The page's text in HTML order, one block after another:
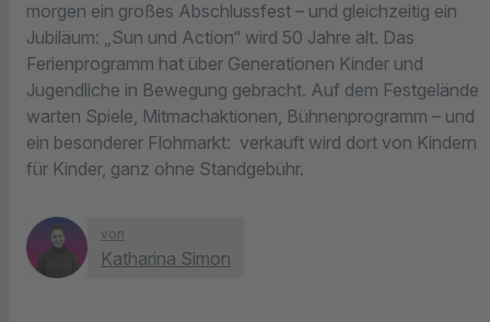
morgen ein großes Abschlussfest – und gleichzeitig ein
Jubiläum: „Sun und Action“ wird 50 Jahre alt. Das
Ferienprogramm hat über Generationen Kinder und
Jugendliche in Bewegung gebracht. Auf dem Festgelände
warten Spiele, Mitmachaktionen, Bühnenprogramm – und
ein besonderer Flohmarkt: verkauft wird dort von Kindern
für Kinder, ganz ohne Standgebühr.
von
Katharina Simon